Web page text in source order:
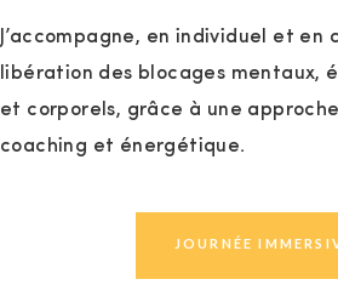
J’accompagne, en individuel et en
libération des blocages mentaux,
et corporels, grâce à une
coaching et énergétique.
JOURNÉE